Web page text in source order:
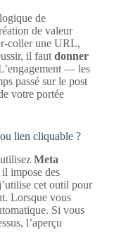
de
de valeur
coller une URL,
il faut donner
— les
passé sur le post
votre portée
lien cliquable ?
Meta
impose des
cet outil pour
Lorsque vous
Si vous
l’aperçu